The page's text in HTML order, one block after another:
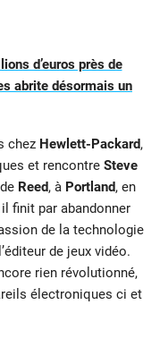
d’euros près de
abrite désormais un
chez Hewlett-Packard,
et rencontre Steve
Reed, à Portland, en
finit par abandonner
de la technologie
de jeux vidéo.
rien révolutionné,
électroniques ci et